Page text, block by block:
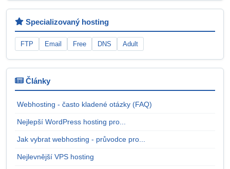
Specializovaný hosting
FTP Email Free DNS Adult
Články
Webhosting - často kladené otázky (FAQ)
Nejlepší WordPress hosting pro...
Jak vybrat webhosting - průvodce pro...
Nejlevnější VPS hosting